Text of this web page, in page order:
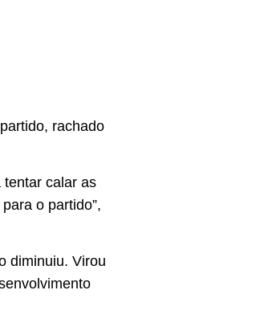
rachado
tentar calar as
o partido”,
diminuiu. Virou